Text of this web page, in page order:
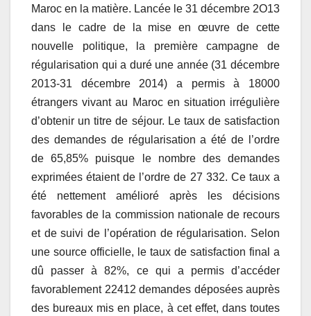
Maroc en la matière. Lancée le 31 décembre 2O13
dans le cadre de la mise en œuvre de cette
nouvelle politique, la première campagne de
régularisation qui a duré une année (31 décembre
2013-31 décembre 2014) a permis à 18000
étrangers vivant au Maroc en situation irrégulière
d’obtenir un titre de séjour. Le taux de satisfaction
des demandes de régularisation a été de l’ordre
de 65,85% puisque le nombre des demandes
exprimées étaient de l’ordre de 27 332. Ce taux a
été nettement amélioré après les décisions
favorables de la commission nationale de recours
et de suivi de l’opération de régularisation. Selon
une source officielle, le taux de satisfaction final a
dû passer à 82%, ce qui a permis d’accéder
favorablement 22412 demandes déposées auprès
des bureaux mis en place, à cet effet, dans toutes